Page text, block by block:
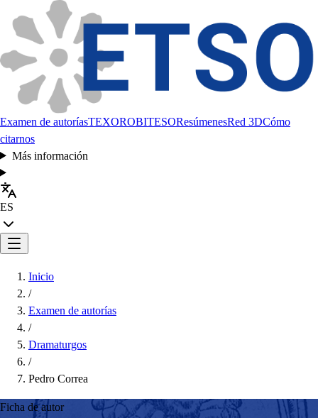
Examen de autoríasTEXOROBITESOResúmenesRed 3DCómo
citarnos
Más información
ES
Inicio
/
Examen de autorías
/
Dramaturgos
/
Pedro Correa
Ficha de autor